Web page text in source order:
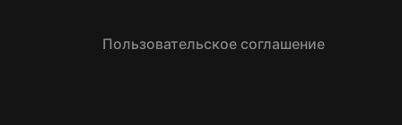
Пользовательское соглашение